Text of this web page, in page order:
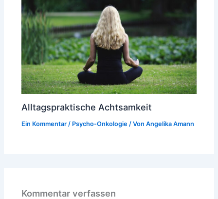
Alltagspraktische Achtsamkeit
Ein Kommentar / Psycho-Onkologie / VonAngelika Amann
Kommentar verfassen